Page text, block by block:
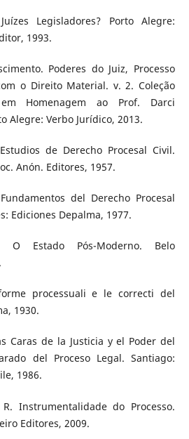
Juízes Legisladores? Porto Alegre:
1993.
Poderes do Juiz, Processo
o Direito Material. v. 2. Coleção
Homenagem ao Prof. Darci
Alegre: Verbo Jurídico, 2013.
de Derecho Procesal Civil.
Anón. Editores, 1957.
del Derecho Procesal
Ediciones Depalma, 1977.
O Estado Pós-Moderno. Belo
processuali e le correcti del
1930.
Caras de la Justicia y el Poder del
del Proceso Legal. Santiago:
1986.
R. Instrumentalidade do Processo.
Editores, 2009.